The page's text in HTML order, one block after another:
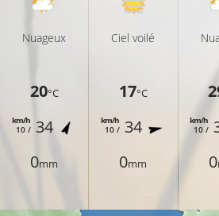
Nuageux
20°C
10 /
km/h 34
0mm
Ciel voilé
17°C
10 /
km/h 34
0mm
10 /
km/h
0